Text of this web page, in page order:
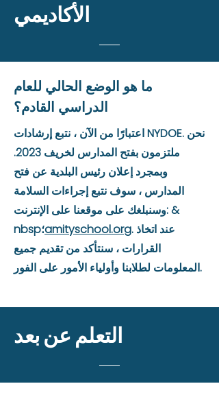
الأكاديمي
ما هو الوضع الحالي للعام
الدراسي القادم؟
اعتبارًا من الآن ، نتبع إرشادات NYDOE. نحن
ملتزمون بفتح المدارس لخريف 2023.
وبمجرد إعلان رئيس البلدية عن فتح
المدارس ، سوف نتبع إجراءات السلامة
وسنبلغك على موقعنا على الإنترنت: &
nbsp؛amityschool.org. عند اتخاذ
القرارات ، سنتأكد من تقديم جميع
المعلومات لطلابنا وأولياء الأمور على الفور.
التعلم عن بعد